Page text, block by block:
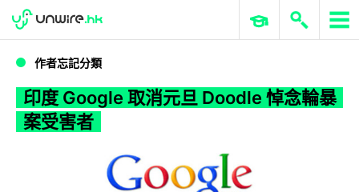
WWDC 2026 ERP 與商業 AI
作者忘記分類
印度 Google 取消元旦 Doodle 悼念輪暴
案受害者